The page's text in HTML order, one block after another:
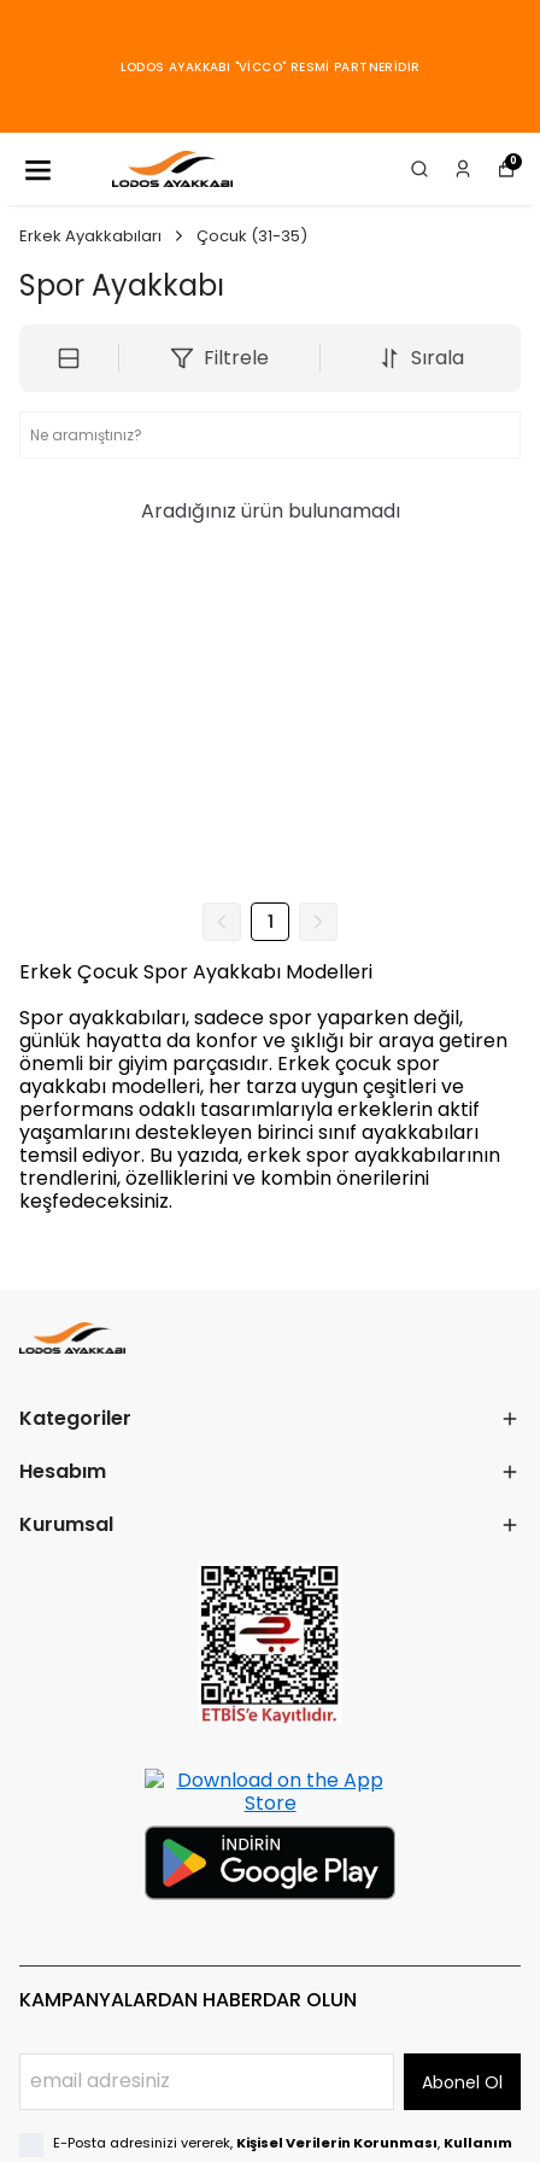
RESMİ PARTNERİDİR
0
Erkek Ayakkabıları Çocuk (31-35)
Spor Ayakkabı
Filtrele Sırala
Aradığınız ürün bulunamadı
1
Erkek Çocuk Spor Ayakkabı Modelleri
Spor ayakkabıları, sadece spor yaparken değil,
günlük hayatta da konfor ve şıklığı bir araya getiren
önemli bir giyim parçasıdır. Erkek çocuk spor
ayakkabı modelleri, her tarza uygun çeşitleri ve
performans odaklı tasarımlarıyla erkeklerin aktif
yaşamlarını destekleyen birinci sınıf ayakkabıları
temsil ediyor. Bu yazıda, erkek spor ayakkabılarının
trendlerini, özelliklerini ve kombin önerilerini
keşfedeceksiniz.
Kategoriler
Hesabım
Kurumsal
KAMPANYALARDAN HABERDAR OLUN
Abonel Ol
E-Posta adresinizi vererek, Kişisel Verilerin Korunması, Kullanım